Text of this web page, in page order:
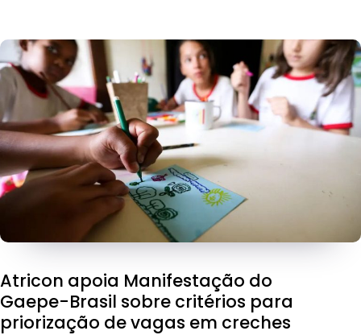
Atricon apoia Manifestação do
Gaepe-Brasil sobre critérios para
priorização de vagas em creches